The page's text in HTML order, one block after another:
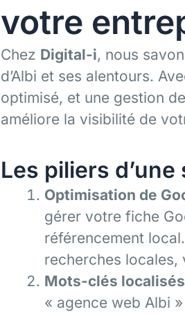
votre
Chez Digital-i, nous
d’Albi et ses alentours.
optimisé, et une gestion
améliore la visibilité de
Les piliers
Optimisation de
gérer votre fiche
référencement
recherches
Mots-clés localisés
« agence web Albi